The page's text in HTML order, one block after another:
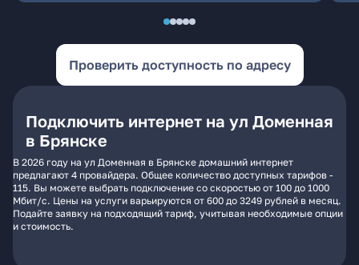
Проверить доступность по адресу
Подключить интернет на ул Доменная
в Брянске
В 2026 году на ул Доменная в Брянске домашний интернет
предлагают 4 провайдера. Общее количество доступных тарифов -
115. Вы можете выбрать подключение со скоростью от 100 до 1000
Мбит/с. Цены на услуги варьируются от 600 до 3249 рублей в месяц.
Подайте заявку на подходящий тариф, учитывая необходимые опции
и стоимость.